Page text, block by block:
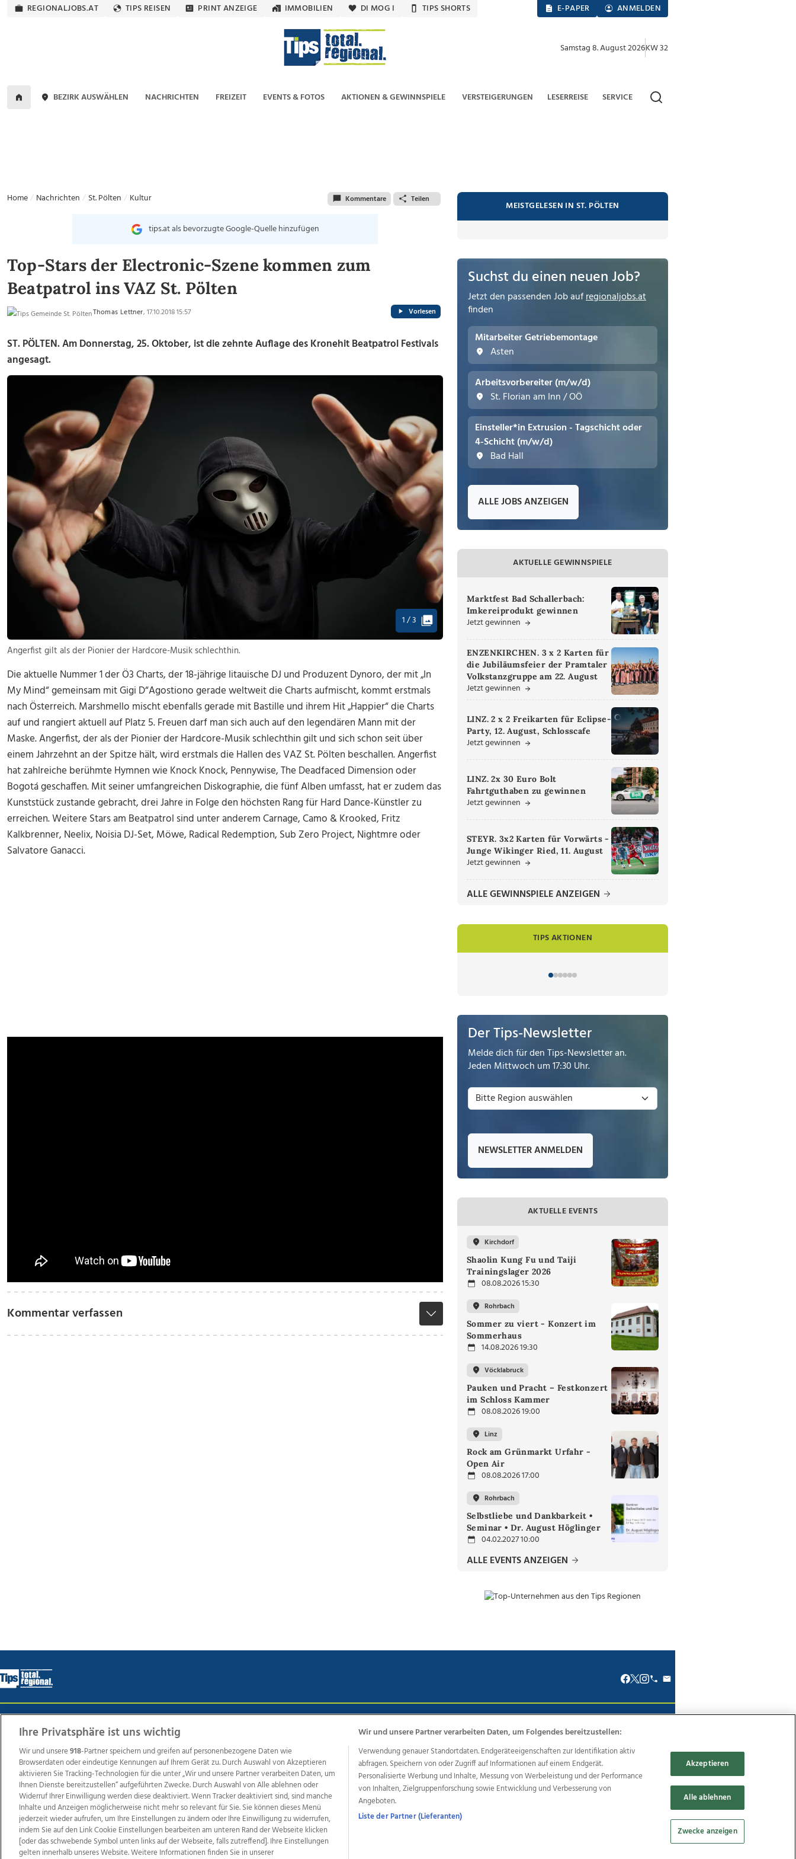
REGIONALJOBS.AT TIPS REISEN PRINT ANZEIGE IMMOBILIEN DI MOG I TIPS SHORTS E-PAPER ANMELDEN
Samstag 8. August 2026KW 32
BEZIRK AUSWÄHLEN NACHRICHTEN FREIZEIT EVENTS & FOTOS AKTIONEN & GEWINNSPIELE VERSTEIGERUNGEN LESERREISE SERVICE
Home Nachrichten St. Pölten Kultur Kommentare Teilen
tips.at als bevorzugte Google-Quelle hinzufügen
Top-Stars der Electronic-Szene kommen zum
Beatpatrol ins VAZ St. Pölten
Thomas Lettner, 17.10.2018 15:57 Vorlesen
ST. PÖLTEN. Am Donnerstag, 25. Oktober, ist die zehnte Auflage des Kronehit Beatpatrol Festivals
angesagt.
1 / 3
Angerfist gilt als der Pionier der Hardcore-Musik schlechthin.
Die aktuelle Nummer 1 der Ö3 Charts, der 18-jährige litauische DJ und Produzent Dynoro, der mit „In
My Mind“ gemeinsam mit Gigi D“Agostiono gerade weltweit die Charts aufmischt, kommt erstmals
nach Österreich. Marshmello mischt ebenfalls gerade mit Bastille und ihrem Hit „Happier“ die Charts
auf und rangiert aktuell auf Platz 5. Freuen darf man sich auch auf den legendären Mann mit der
Maske. Angerfist, der als der Pionier der Hardcore-Musik schlechthin gilt und sich schon seit über
einem Jahrzehnt an der Spitze hält, wird erstmals die Hallen des VAZ St. Pölten beschallen. Angerfist
hat zahlreiche berühmte Hymnen wie Knock Knock, Pennywise, The Deadfaced Dimension oder
Bogotá geschaffen. Mit seiner umfangreichen Diskographie, die fünf Alben umfasst, hat er zudem das
Kunststück zustande gebracht, drei Jahre in Folge den höchsten Rang für Hard Dance-Künstler zu
erreichen. Weitere Stars am Beatpatrol sind unter anderem Carnage, Camo & Krooked, Fritz
Kalkbrenner, Neelix, Noisia DJ-Set, Möwe, Radical Redemption, Sub Zero Project, Nightmre oder
Salvatore Ganacci.
Kommentar verfassen
MEISTGELESEN IN ST. PÖLTEN
Suchst du einen neuen Job?
Jetzt den passenden Job aufregionaljobs.at
finden
Mitarbeiter Getriebemontage
Asten
Arbeitsvorbereiter (m/w/d)
St. Florian am Inn / OÖ
Einsteller*in Extrusion - Tagschicht oder
4-Schicht (m/w/d)
Bad Hall
ALLE JOBS ANZEIGEN
AKTUELLE GEWINNSPIELE
Marktfest Bad Schallerbach:
Imkereiprodukt gewinnen
Jetzt gewinnen
ENZENKIRCHEN. 3 x 2 Karten für
die Jubiläumsfeier der Pramtaler
Volkstanzgruppe am 22. August
Jetzt gewinnen
LINZ. 2 x 2 Freikarten für Eclipse-
Party, 12. August, Schlosscafe
Jetzt gewinnen
LINZ. 2x 30 Euro Bolt
Fahrtguthaben zu gewinnen
Jetzt gewinnen
STEYR. 3x2 Karten für Vorwärts -
Junge Wikinger Ried, 11. August
Jetzt gewinnen
ALLE GEWINNSPIELE ANZEIGEN
TIPS AKTIONEN
Der Tips-Newsletter
Melde dich für den Tips-Newsletter an.
Jeden Mittwoch um 17:30 Uhr.
NEWSLETTER ANMELDEN
AKTUELLE EVENTS
Kirchdorf
Shaolin Kung Fu und Taiji
Trainingslager 2026
08.08.2026 15:30
Rohrbach
Sommer zu viert - Konzert im
Sommerhaus
14.08.2026 19:30
Vöcklabruck
Pauken und Pracht – Festkonzert
im Schloss Kammer
08.08.2026 19:00
Linz
Rock am Grünmarkt Urfahr -
Open Air
08.08.2026 17:00
Rohrbach
Selbstliebe und Dankbarkeit •
Seminar • Dr. August Höglinger
04.02.2027 10:00
ALLE EVENTS ANZEIGEN
Wir über uns Mediadaten Kontakt AGB Anzeigekunden AGB Website Ehrenkodex Politische Werbung
Weitere Angebote des Medienhauses Wimmer
TV1 di-mog-i.at OÖNow Ischler Woche Life Radio OÖNachrichten OÖN Immobilien OÖN Karriere OÖN Reise
Promenaden Galerien
Regionaljobs
wasistlos.at wirtrauern.at
Ihre Privatsphäre ist uns wichtig
Wir und unsere918-Partner speichern und greifen auf personenbezogene Daten wie
Browserdaten oder eindeutige Kennungen auf Ihrem Gerät zu. Durch Auswahl von Akzeptieren
aktivieren Sie Tracking-Technologien für die unter „Wir und unsere Partner verarbeiten Daten, um
Ihnen Dienste bereitzustellen“ aufgeführten Zwecke. Durch Auswahl von Alle ablehnen oder
Widerruf Ihrer Einwilligung werden diese deaktiviert. Wenn Tracker deaktiviert sind, sind manche
Inhalte und Anzeigen möglicherweise nicht mehr so relevant für Sie. Sie können dieses Menü
jederzeit wieder aufrufen, um Ihre Einstellungen zu ändern oder Ihre Einwilligung zu widerrufen,
indem Sie auf den Link Cookie Einstellungen bearbeiten am unteren Rand der Webseite klicken
[oder das schwebende Symbol unten links auf der Webseite, falls zutreffend]. Ihre Einstellungen
gelten innerhalb unseres Website. Weitere Informationen finden Sie in unserer
Wir und unsere Partner verarbeiten Daten, um Folgendes bereitzustellen:
Verwendung genauer Standortdaten. Endgeräteeigenschaften zur Identifikation aktiv
abfragen. Speichern von oder Zugriff auf Informationen auf einem Endgerät.
Personalisierte Werbung und Inhalte, Messung von Werbeleistung und der Performance
von Inhalten, Zielgruppenforschung sowie Entwicklung und Verbesserung von
Angeboten.
Liste der Partner (Lieferanten)
Akzeptieren
Alle ablehnen
Zwecke anzeigen